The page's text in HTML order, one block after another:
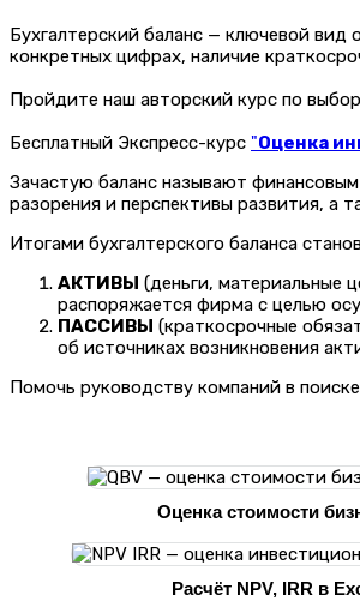
Бухгалтерский баланс — ключевой
конкретных цифрах, наличие
Пройдите наш авторский курс по
Бесплатный Экспресс-курс "Оценка
Зачастую баланс называют
разорения и перспективы развития, а
Итогами бухгалтерского баланса
АКТИВЫ (деньги, материальные
распоряжается фирма с целью
ПАССИВЫ (краткосрочные
об источниках возникновения
Помочь руководству компаний в
Оценка стоимости
Расчёт NPV, IRR в